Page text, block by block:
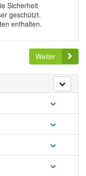
Sicherheit
geschützt.
enthalten.
Weiter